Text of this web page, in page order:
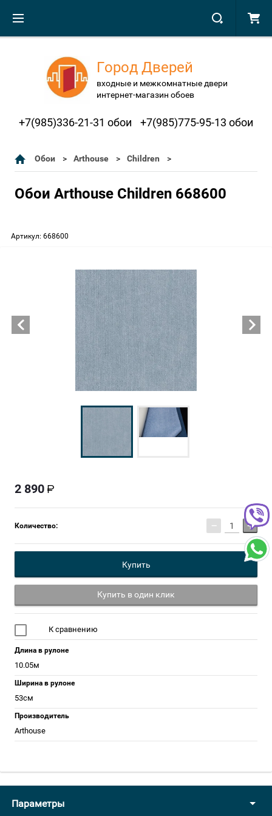
Город Дверей
входные и межкомнатные двери
интернет-магазин обоев
+7(985)336-21-31 обои +7(985)775-95-13 обои
Обои Arthouse Children
Обои Arthouse Children 668600
Артикул: 668600
2 890
Количество: − +
Купить
Купить в один клик
К сравнению
Длина в рулоне
10.05м
Ширина в рулоне
53см
Производитель
Arthouse
Параметры